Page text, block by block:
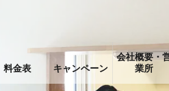
料金表 キャンペーン
会社概要・
業所